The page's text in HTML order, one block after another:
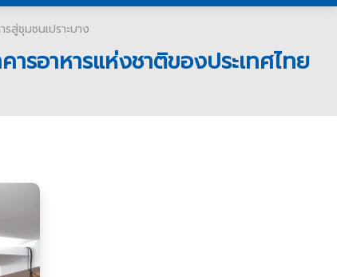
สู่ชุมชนเปราะบาง
อาหารแห่งชาติของประเทศไทย